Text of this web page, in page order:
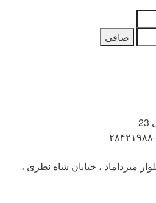
قيمت
صافی
میرداماد ، خیابان شاه نطری ،